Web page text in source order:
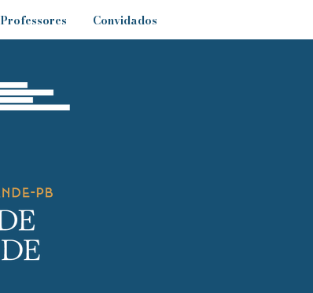
Professores Convidados